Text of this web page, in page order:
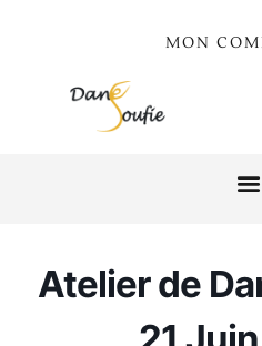
MON
Atelier de